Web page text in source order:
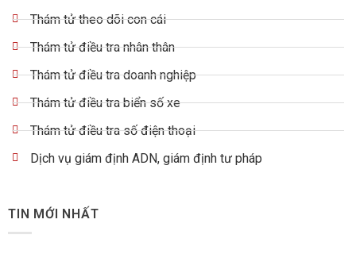
Thám tử theo dõi con cái
Thám tử điều tra nhân thân
Thám tử điều tra doanh nghiệp
Thám tử điều tra biển số xe
Thám tử điều tra số điện thoại
Dịch vụ giám định ADN, giám định tư pháp
TIN MỚI NHẤT